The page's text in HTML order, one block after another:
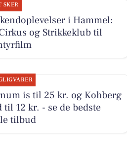
SKER
i Hammel:
og Strikkeklub til
is til 25 kr. og Kohberg
til 12 kr. - se de bedste
tilbud